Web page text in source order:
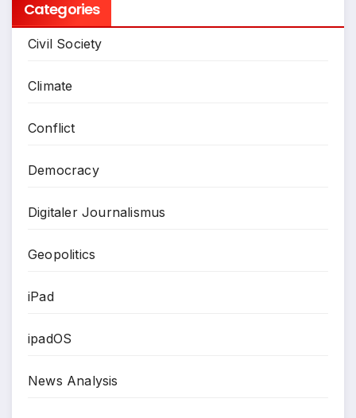
Categories
Civil Society
Climate
Conflict
Democracy
Digitaler Journalismus
Geopolitics
iPad
ipadOS
News Analysis